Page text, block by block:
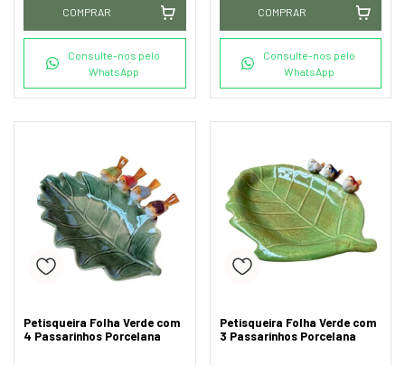
COMPRAR
Consulte-nos pelo
WhatsApp
COMPRAR
Consulte-nos pelo
WhatsApp
Petisqueira Folha Verde com
4 Passarinhos Porcelana
Petisqueira Folha Verde com
3 Passarinhos Porcelana